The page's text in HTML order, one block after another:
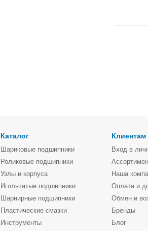
Каталог
Шариковые подшипники
Роликовые подшипники
Узлы и корпуса
Игольчатые подшипники
Шарнирные подшипники
Пластические смазки
Инструменты
Клиентам
Вход в
Наша
Оплата и
Обмен и
Бренды
Блог